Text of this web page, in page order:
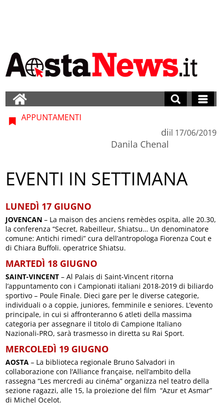
APPUNTAMENTI
di
Danila Chenal
il 17/06/2019
EVENTI IN SETTIMANA
LUNEDÌ 17 GIUGNO
JOVENCAN – La maison des anciens remèdes ospita, alle 20.30,
la conferenza “Secret, Rabeilleur, Shiatsu… Un denominatore
comune: Antichi rimedi” cura dell’antropologa Fiorenza Cout e
di Chiara Buffoli. operatrice Shiatsu.
MARTEDÌ 18 GIUGNO
SAINT-VINCENT – Al Palais di Saint-Vincent ritorna
l’appuntamento con i Campionati italiani 2018-2019 di biliardo
sportivo – Poule Finale. Dieci gare per le diverse categorie,
individuali o a coppie, juniores, femminile e seniores. L’evento
principale, in cui si affronteranno 6 atleti della massima
categoria per assegnare il titolo di Campione Italiano
Nazionali-PRO, sarà trasmesso in diretta su Rai Sport.
MERCOLEDÌ 19 GIUGNO
AOSTA – La biblioteca regionale Bruno Salvadori in
collaborazione con l’Alliance française, nell’ambito della
rassegna “Les mercredi au cinéma” organizza nel teatro della
sezione ragazzi, alle 15, la proiezione del film “Azur et Asmar”
di Michel Ocelot.